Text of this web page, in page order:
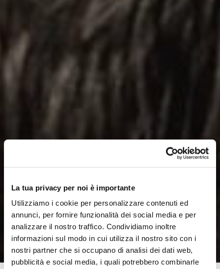
La tua privacy per noi è importante
Utilizziamo i cookie per personalizzare contenuti ed
annunci, per fornire funzionalità dei social media e per
analizzare il nostro traffico. Condividiamo inoltre
informazioni sul modo in cui utilizza il nostro sito con i
nostri partner che si occupano di analisi dei dati web,
pubblicità e social media, i quali potrebbero combinarle